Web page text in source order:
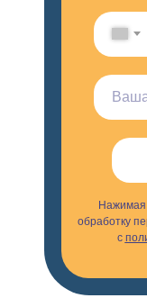
Нажимая
обработку
с